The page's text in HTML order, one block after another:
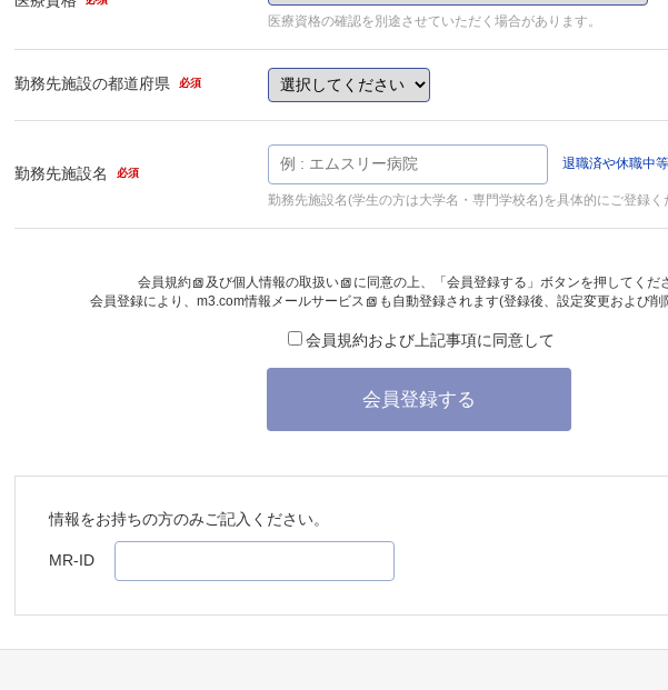
医療資格の確認を別途させていただく場合があります。
勤務先施設の都道府県 必須
勤務先施設名 必須
退職済や休職中
勤務先施設名(学生の方は大学名・専門学校名)を具体的にご登録く
会員規約 及び個人情報の取扱い
に同意の上、「会員登録する」ボタンを押してくだ
会員登録により、 m3.com情報メールサービス も自動登録されます(登録後、設定変更および
会員規約および上記事項に同意して
会員登録する
情報をお持ちの方のみご記入ください。
MR-ID